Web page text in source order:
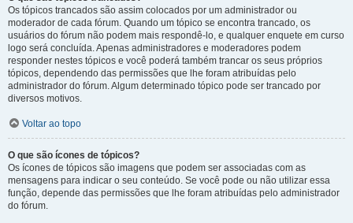
Os tópicos trancados são assim colocados por um administrador ou
moderador de cada fórum. Quando um tópico se encontra trancado, os
usuários do fórum não podem mais respondê-lo, e qualquer enquete em curso
logo será concluída. Apenas administradores e moderadores podem
responder nestes tópicos e você poderá também trancar os seus próprios
tópicos, dependendo das permissões que lhe foram atribuídas pelo
administrador do fórum. Algum determinado tópico pode ser trancado por
diversos motivos.
Voltar ao topo
O que são ícones de tópicos?
Os ícones de tópicos são imagens que podem ser associadas com as
mensagens para indicar o seu conteúdo. Se você pode ou não utilizar essa
função, depende das permissões que lhe foram atribuídas pelo administrador
do fórum.